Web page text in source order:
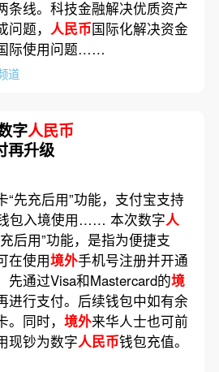
条线。科技金融解决优质资产
题， 人民币国际化解决资金
际使用问题……
道
字人民币
再升级
“先充后用”功能，支付宝支持
包入境使用…… 本次数字人
后用”功能，是指为便捷支
在使用境外手机号注册并开通
先通过Visa和Mastercard的境
进行支付。后续钱包中如有余
。同时， 境外来华人士也可前
现钞为数字人民币钱包充值。